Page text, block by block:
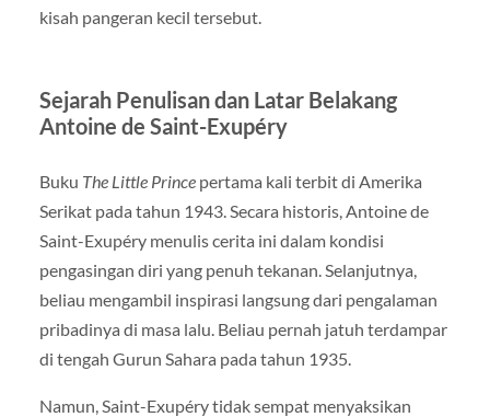
kisah pangeran kecil tersebut.
Sejarah Penulisan dan Latar Belakang
Antoine de Saint-Exupéry
Buku The Little Princepertama kali terbit di Amerika
Serikat pada tahun 1943. Secara historis, Antoine de
Saint-Exupéry menulis cerita ini dalam kondisi
pengasingan diri yang penuh tekanan. Selanjutnya,
beliau mengambil inspirasi langsung dari pengalaman
pribadinya di masa lalu. Beliau pernah jatuh terdampar
di tengah Gurun Sahara pada tahun 1935.
Namun, Saint-Exupéry tidak sempat menyaksikan